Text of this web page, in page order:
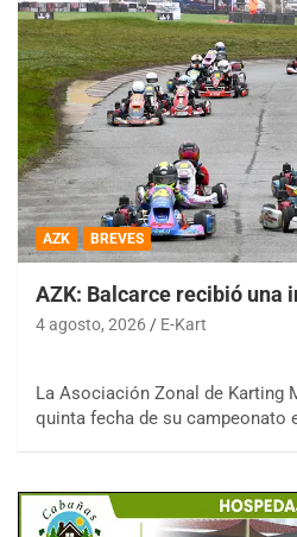
AZK BREVES
AZK: Balcarce recibió una
4 agosto, 2026 E-Kart
La Asociación Zonal de Karting
quinta fecha de su campeonato